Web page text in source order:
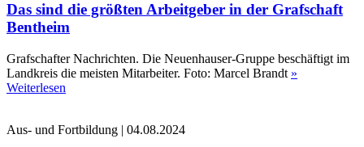
Das sind die größten Arbeitgeber in der Grafschaft
Bentheim
Grafschafter Nachrichten. Die Neuenhauser-Gruppe beschäftigt im
Landkreis die meisten Mitarbeiter. Foto: Marcel Brandt »
Weiterlesen
Aus- und Fortbildung | 04.08.2024